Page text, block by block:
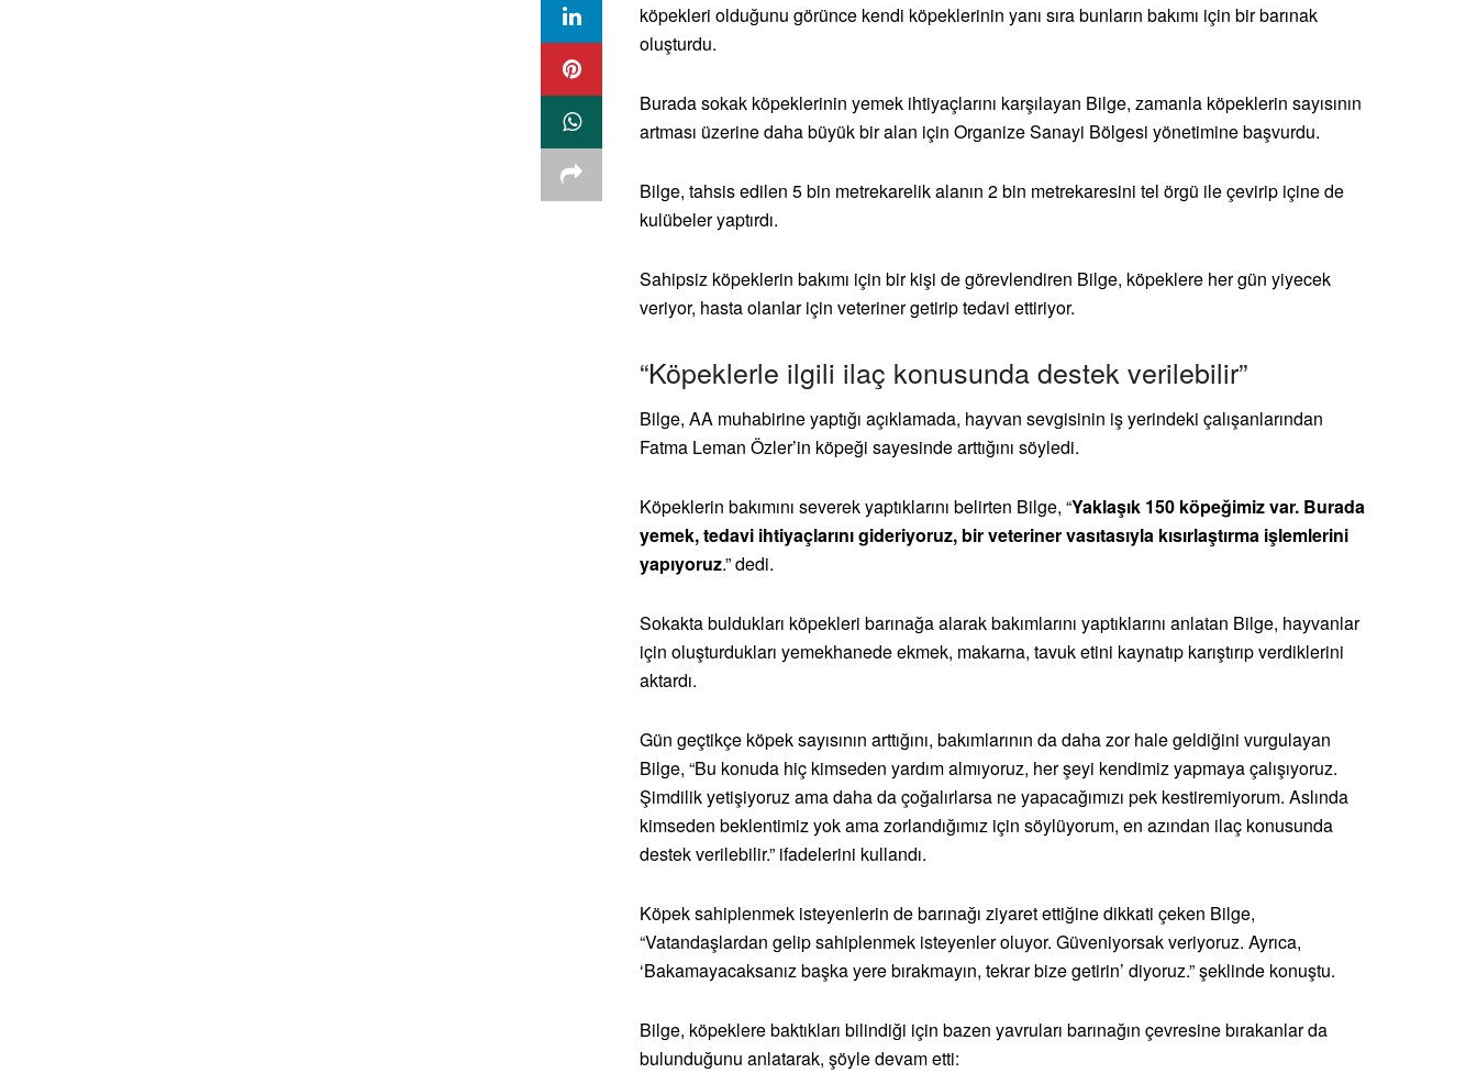
köpekleri olduğunu görünce kendi köpeklerinin yanı sıra bunların bakımı için bir barınak
oluşturdu.
Burada sokak köpeklerinin yemek ihtiyaçlarını karşılayan Bilge, zamanla köpeklerin sayısının
artması üzerine daha büyük bir alan için Organize Sanayi Bölgesi yönetimine başvurdu.
Bilge, tahsis edilen 5 bin metrekarelik alanın 2 bin metrekaresini tel örgü ile çevirip içine de
kulübeler yaptırdı.
Sahipsiz köpeklerin bakımı için bir kişi de görevlendiren Bilge, köpeklere her gün yiyecek
veriyor, hasta olanlar için veteriner getirip tedavi ettiriyor.
“Köpeklerle ilgili ilaç konusunda destek verilebilir”
Bilge, AA muhabirine yaptığı açıklamada, hayvan sevgisinin iş yerindeki çalışanlarından
Fatma Leman Özler’in köpeği sayesinde arttığını söyledi.
Köpeklerin bakımını severek yaptıklarını belirten Bilge, “Yaklaşık 150 köpeğimiz var. Burada
yemek, tedavi ihtiyaçlarını gideriyoruz, bir veteriner vasıtasıyla kısırlaştırma işlemlerini
yapıyoruz.” dedi.
Sokakta buldukları köpekleri barınağa alarak bakımlarını yaptıklarını anlatan Bilge, hayvanlar
için oluşturdukları yemekhanede ekmek, makarna, tavuk etini kaynatıp karıştırıp verdiklerini
aktardı.
Gün geçtikçe köpek sayısının arttığını, bakımlarının da daha zor hale geldiğini vurgulayan
Bilge, “Bu konuda hiç kimseden yardım almıyoruz, her şeyi kendimiz yapmaya çalışıyoruz.
Şimdilik yetişiyoruz ama daha da çoğalırlarsa ne yapacağımızı pek kestiremiyorum. Aslında
kimseden beklentimiz yok ama zorlandığımız için söylüyorum, en azından ilaç konusunda
destek verilebilir.” ifadelerini kullandı.
Köpek sahiplenmek isteyenlerin de barınağı ziyaret ettiğine dikkati çeken Bilge,
“Vatandaşlardan gelip sahiplenmek isteyenler oluyor. Güveniyorsak veriyoruz. Ayrıca,
‘Bakamayacaksanız başka yere bırakmayın, tekrar bize getirin’ diyoruz.” şeklinde konuştu.
Bilge, köpeklere baktıkları bilindiği için bazen yavruları barınağın çevresine bırakanlar da
bulunduğunu anlatarak, şöyle devam etti: